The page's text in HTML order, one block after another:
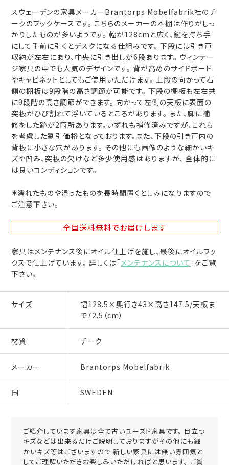
スウェーデンの家具メーカーBrantorps Mobelfabrik社のチ
ークのブックケースです。 こちらのメーカーの本棚は作りがしっ
かりしたものが多いようです。 幅が128cmと広く、鍵を持ち手
にして手前に引くとデスクになる仕組みです。 下段には引き戸
収納が左右にあり、中央に引き出しが6段あります。 ヴィンテー
ジ家具の中でも人気のデザインです。 背が高めのサイドボード
やキャビネットとしてもご使用いただけます。 上段の向かって右
側の棚板は9段階の高さ調節が可能です。 下段の棚板も左右共
に9段階の高さ調節ができます。 向かって左側の天板に表面の
突板がひび割れて浮いているところがあります。 また、脚に補
修をした跡が2箇所あります。いずれも補修済みですが、これら
を考慮した割引価格となっております。また、下段の引き戸内の
背板に小さな穴があります。 その他にも画像のような細かいキ
ズや凹み、突板の欠けなど多少使用感はありますが、 全体的に
は良いコンディションです。
＊濡れたものや湿ったものを長時間置くとしみになりますので
ご注意下さい。
全国送料無料でお届けします
家具はメンテナンス後にオイル仕上げを施し、最後にオイルワッ
クスで仕上げています。 詳しくは「メンテナンスについて 」をご覧
下さい。
サイズ
幅128.5×奥行き43×高さ147.5/天板ま
で72.5（cm）
材質 チーク
メーカー Brantorps Mobelfabrik
国 SWEDEN
ご紹介しています家具は全て古いユーズド家具です。 目立つ
キズなどは出来るだけご説明しておりますがその他にも細
かいキズ等はございますので 新しい家具には無い雰囲気と
してご理解いただきお楽しみいただければと思います。 ご質